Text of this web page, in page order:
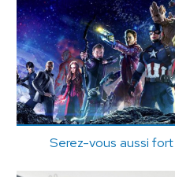
Serez-vous aussi